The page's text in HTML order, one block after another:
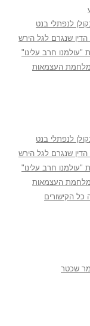
לנפתלי בנט
הדין שנגרם לגל הירש
העצמאות
לנפתלי בנט
הדין שנגרם לגל הירש
העצמאות
כל הקישורים
שכטר